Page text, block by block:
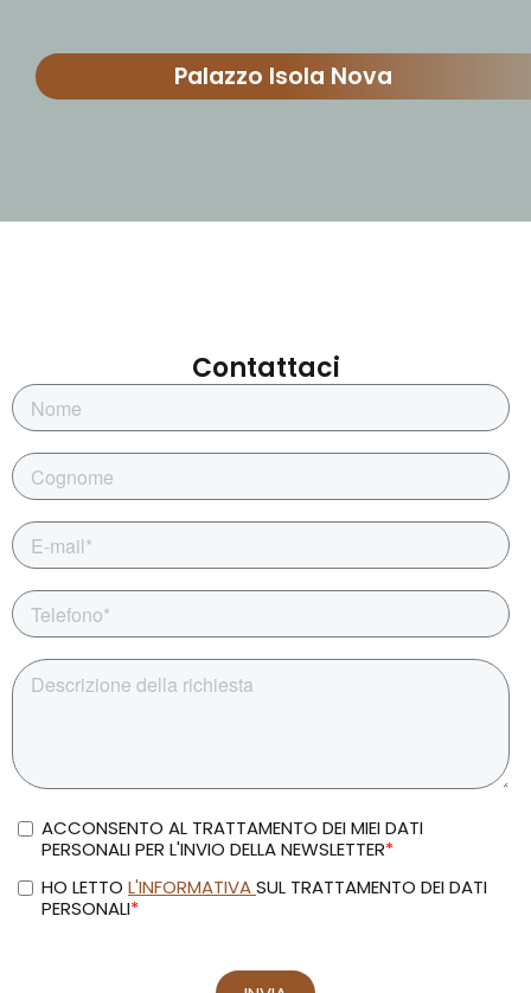
Palazzo Isola Nova
Contattaci